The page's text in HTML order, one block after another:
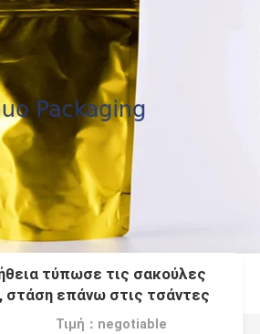
τύπωσε τις σακούλες
επάνω στις τσάντες
Τιμή：negotiable